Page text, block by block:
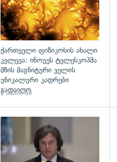
ქართველი ფიზიკოსის ახალი
კვლევა: ინოუეს ტელესკოპმა
მზის მაგნიტური ველის
უნიკალური კადრები
გადაიღო
2 საათის წინ